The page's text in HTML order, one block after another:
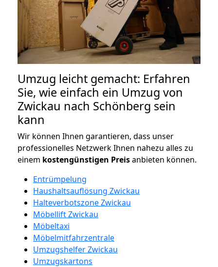
Umzug leicht gemacht: Erfahren
Sie, wie einfach ein Umzug von
Zwickau nach Schönberg sein
kann
Wir können Ihnen garantieren, dass unser
professionelles Netzwerk Ihnen nahezu alles zu
einem kostengünstigen Preisanbieten können.
Entrümpelung
Haushaltsauflösung Zwickau
Halteverbotszone Zwickau
Möbellift Zwickau
Möbeltaxi
Möbelmitfahrzentrale
Umzugshelfer Zwickau
Umzugskartons